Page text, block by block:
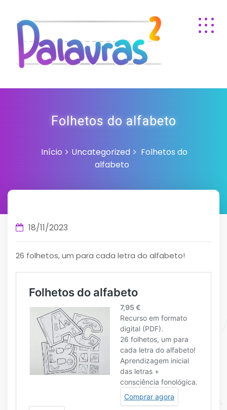
Folhetos do alfabeto
Início Uncategorized
Folhetos do
alfabeto
18/11/2023
26 folhetos, um para cada letra do alfabeto!